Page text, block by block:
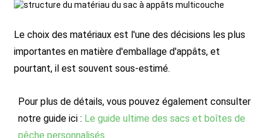
Le choix des matériaux est l'une des décisions les plus
importantes en matière d'emballage d'appâts, et
pourtant, il est souvent sous-estimé.
Pour plus de détails, vous pouvez également consulter
notre guide ici : Le guide ultime des sacs et boîtes de
pêche personnalisés.